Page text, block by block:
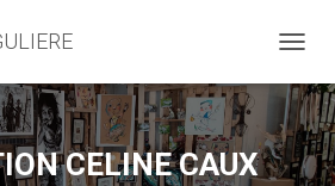
É
L
I
E
CELINE CAUX